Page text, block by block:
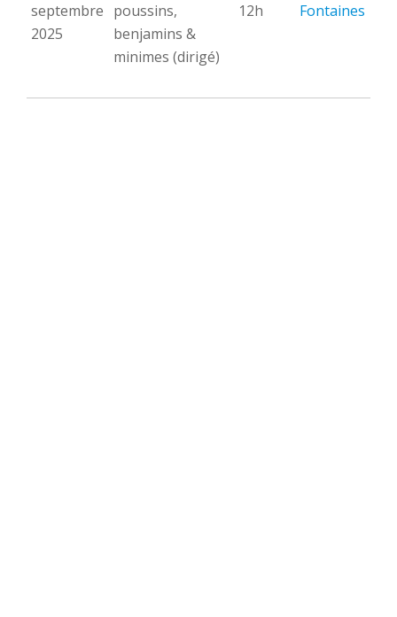
septembre
2025
poussins,
benjamins &
minimes (dirigé)
12h
Fontaines